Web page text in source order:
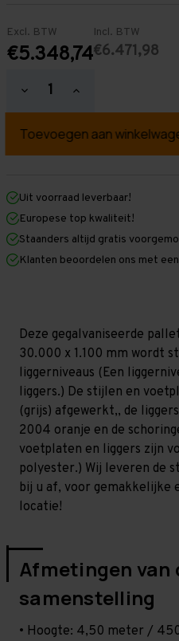
Excl. BTW
€5.348,74
Incl. BTW
€6.471,98
Hoeveelheid
verlagen
Palletstelling
mm
mm
x
1.100
mm
Galva
Licht
-
T80
Hoeveelheid
verhogen
Palletstelling
mm
mm
1.100
mm
(HxLXD)
Galva
Licht
-
T80
Uit voorraad leverbaar!
Europese top kwaliteit!
Staanders altijd gratis
Klanten beoordelen ons met
Deze gegalvaniseerde
30.000 x 1.100 mm wordt
liggerniveaus (Een
liggers.) De stijlen en
(grijs) afgewerkt,, de
2004 oranje en de
voetplaten en liggers zijn
polyester.) Wij leveren de
bij u af, voor gemakkelijke
locatie!
Afmetingen van
samenstelling
• Hoogte: 4,50 meter /